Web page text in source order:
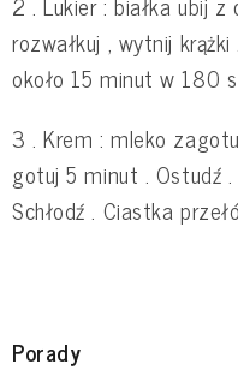
rozwałkuj , wytnij
około 15 minut w 180
3 . Krem : mleko
gotuj 5 minut . Ostudź
Schłodź . Ciastka
Porady